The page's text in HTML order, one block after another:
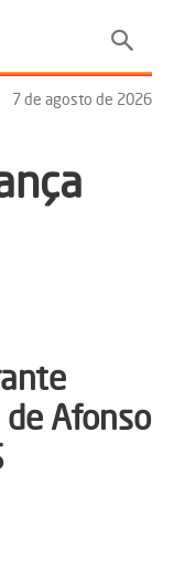
7 de agosto de 2026
Afonso